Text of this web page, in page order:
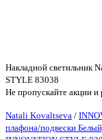
Накладной светильник
STYLE 83038
Не пропускайте акции
Natali Kovaltseva /
плафона/подвески